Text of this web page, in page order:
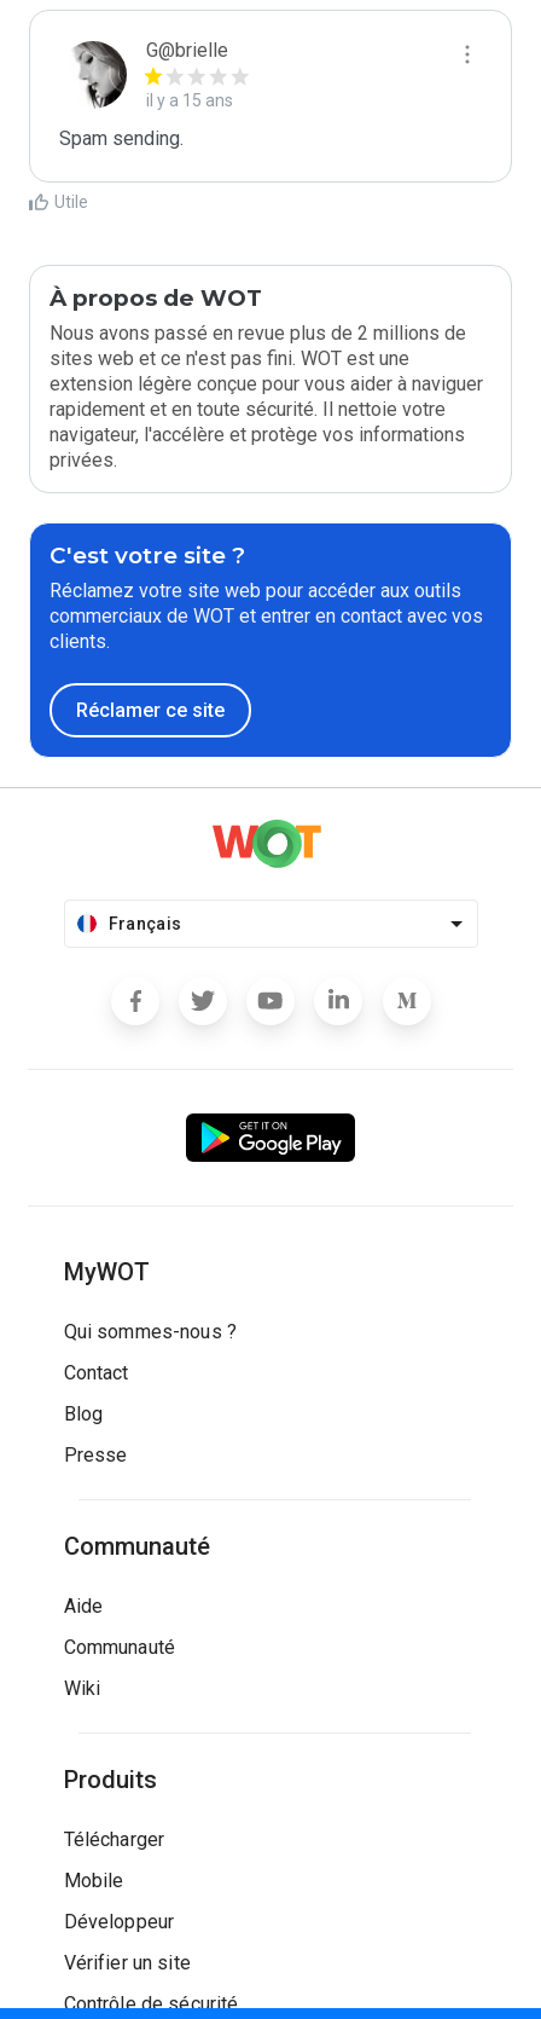
G@brielle
il y a 15 ans
Spam sending.
Utile
À propos de WOT
Nous avons passé en revue plus de 2 millions de
sites web et ce n'est pas fini. WOT est une
extension légère conçue pour vous aider à naviguer
rapidement et en toute sécurité. Il nettoie votre
navigateur, l'accélère et protège vos informations
privées.
C'est votre site ?
Réclamez votre site web pour accéder aux outils
commerciaux de WOT et entrer en contact avec vos
clients.
Réclamer ce site
Français
MyWOT
Qui sommes-nous ?
Contact
Blog
Presse
Communauté
Aide
Communauté
Wiki
Produits
Télécharger
Mobile
Développeur
Vérifier un site
Contrôle de sécurité